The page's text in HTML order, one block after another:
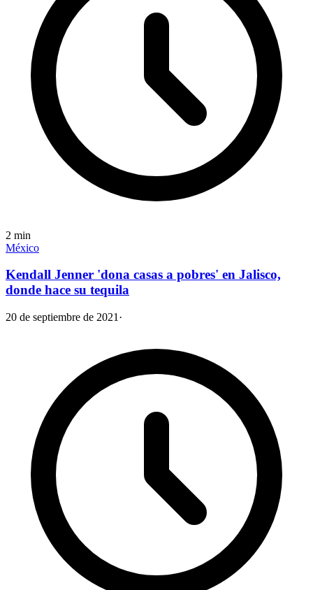
2 min
México
Kendall Jenner 'dona casas a pobres' en Jalisco,
donde hace su tequila
20 de septiembre de 2021 ·